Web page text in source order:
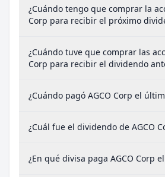
¿Cuándo tengo que comprar la
Corp para recibir el próximo
¿Cuándo tuve que comprar las
Corp para recibir el dividendo
¿Cuándo pagó AGCO Corp el
¿Cuál fue el dividendo de AGCO
¿En qué divisa paga AGCO Corp